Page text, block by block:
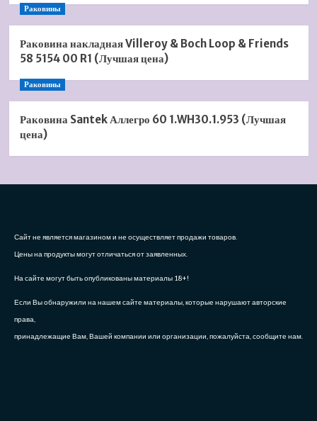
Раковины
Раковина накладная Villeroy & Boch Loop & Friends
58 5154 00 R1 (Лучшая цена)
Раковины
Раковина Santek Аллегро 60 1.WH30.1.953 (Лучшая
цена)
Сайт не является магазином и не осуществляет продажи товаров.
Цены на продукты могут отличаться от заявленных.
На сайте могут быть опубликованы материалы 18+!
Если Вы обнаружили на нашем сайте материалы, которые нарушают авторские
права,
принадлежащие Вам, Вашей компании или организации, пожалуйста, сообщите нам.